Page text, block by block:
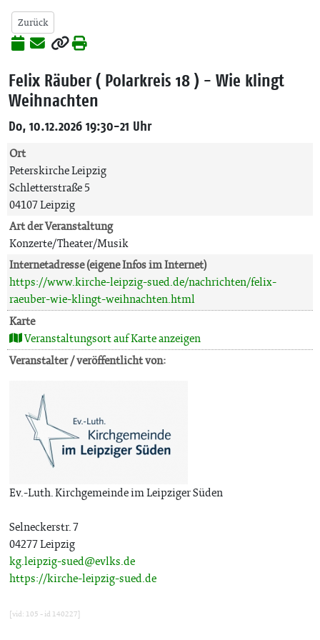
Zurück
Felix Räuber ( Polarkreis 18 ) - Wie klingt
Weihnachten
Do, 10.12.2026 19:30-21 Uhr
Ort
Peterskirche Leipzig
Schletterstraße 5
04107 Leipzig
Art der Veranstaltung
Konzerte/Theater/Musik
Internetadresse (eigene Infos im Internet)
https://www.kirche-leipzig-sued.de/nachrichten/felix-
raeuber-wie-klingt-weihnachten.html
Karte
Veranstaltungsort auf Karte anzeigen
Veranstalter / veröffentlicht von:
Ev.-Luth. Kirchgemeinde im Leipziger Süden
Selneckerstr. 7
04277 Leipzig
kg.leipzig-sued@evlks.de
https://kirche-leipzig-sued.de
[vid: 105 - id 140227]